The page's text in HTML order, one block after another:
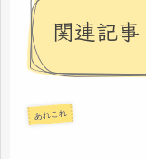
関連記事
あれこれ